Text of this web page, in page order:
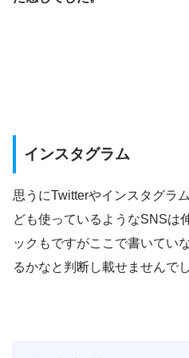
インスタグラム
思うにTwitterやインスタグラ
ども使っているようなSNSは
ックもですがここで書いてい
るかなと判断し載せませんでし